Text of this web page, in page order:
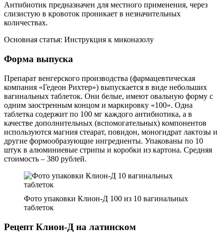
Антибиотик предназначен для местного применения, через
слизистую в кровоток проникает в незначительных
количествах.
Основная статья: Инструкция к миконазолу
Форма выпуска
Препарат венгерского производства (фармацевтическая
компания «Гедеон Рихтер») выпускается в виде небольших
вагинальных таблеток. Они белые, имеют овальную форму с
одним заостренным концом и маркировку «100». Одна
таблетка содержит по 100 мг каждого антибиотика, а в
качестве дополнительных (вспомогательных) компонентов
используются магния стеарат, повидон, моногидрат лактозы и
другие формообразующие ингредиенты. Упакованы по 10
штук в алюминиевые стрипы и коробки из картона. Средняя
стоимость – 380 рублей.
Фото упаковки Клион-Д 100 из 10 вагинальных
таблеток
Рецепт Клион-Д на латинском